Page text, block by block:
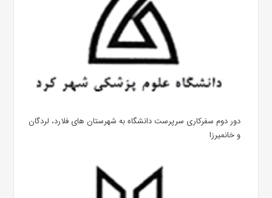
دور دوم سفرکاری سرپرست دانشگاه به شهرستان های فلارد، لردگان
و خانمیرزا